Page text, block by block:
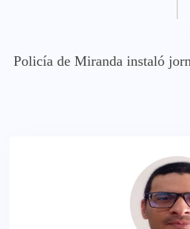
Policía de Miranda instaló